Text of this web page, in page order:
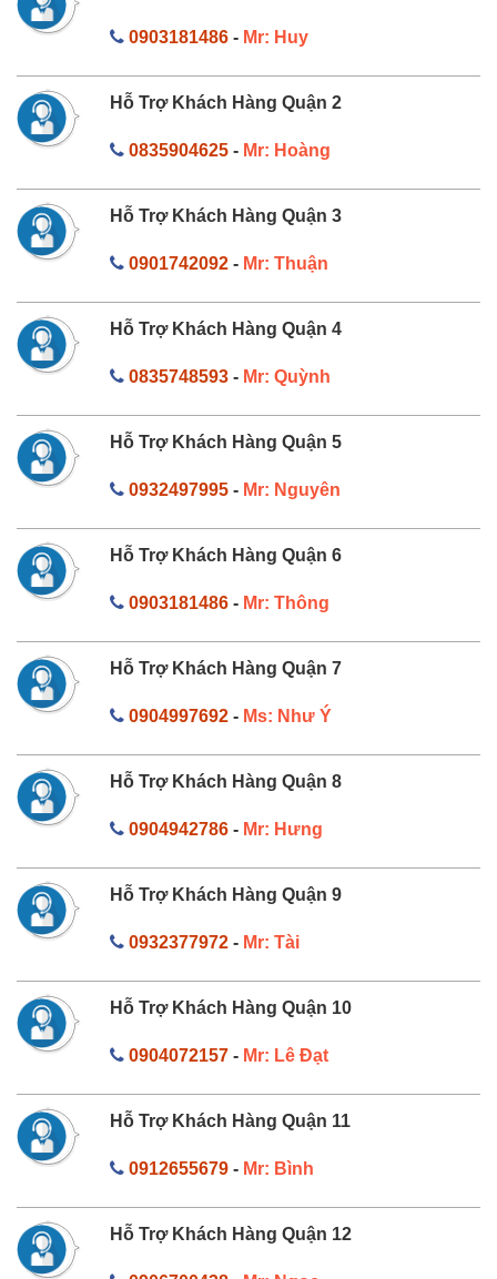
0903181486- Mr: Huy
Hỗ Trợ Khách Hàng Quận 2
0835904625- Mr: Hoàng
Hỗ Trợ Khách Hàng Quận 3
0901742092- Mr: Thuận
Hỗ Trợ Khách Hàng Quận 4
0835748593- Mr: Quỳnh
Hỗ Trợ Khách Hàng Quận 5
0932497995- Mr: Nguyên
Hỗ Trợ Khách Hàng Quận 6
0903181486- Mr: Thông
Hỗ Trợ Khách Hàng Quận 7
0904997692- Ms: Như Ý
Hỗ Trợ Khách Hàng Quận 8
0904942786- Mr: Hưng
Hỗ Trợ Khách Hàng Quận 9
0932377972- Mr: Tài
Hỗ Trợ Khách Hàng Quận 10
0904072157- Mr: Lê Đạt
Hỗ Trợ Khách Hàng Quận 11
0912655679- Mr: Bình
Hỗ Trợ Khách Hàng Quận 12